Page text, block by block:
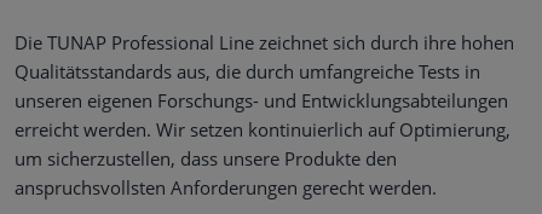
Die TUNAP Professional Line zeichnet sich durch ihre hohen
Qualitätsstandards aus, die durch umfangreiche Tests in
unseren eigenen Forschungs- und Entwicklungsabteilungen
erreicht werden. Wir setzen kontinuierlich auf Optimierung,
um sicherzustellen, dass unsere Produkte den
anspruchsvollsten Anforderungen gerecht werden.